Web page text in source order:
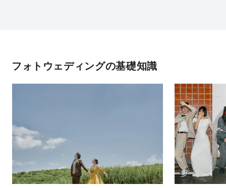
フォトウェディングの基礎知識